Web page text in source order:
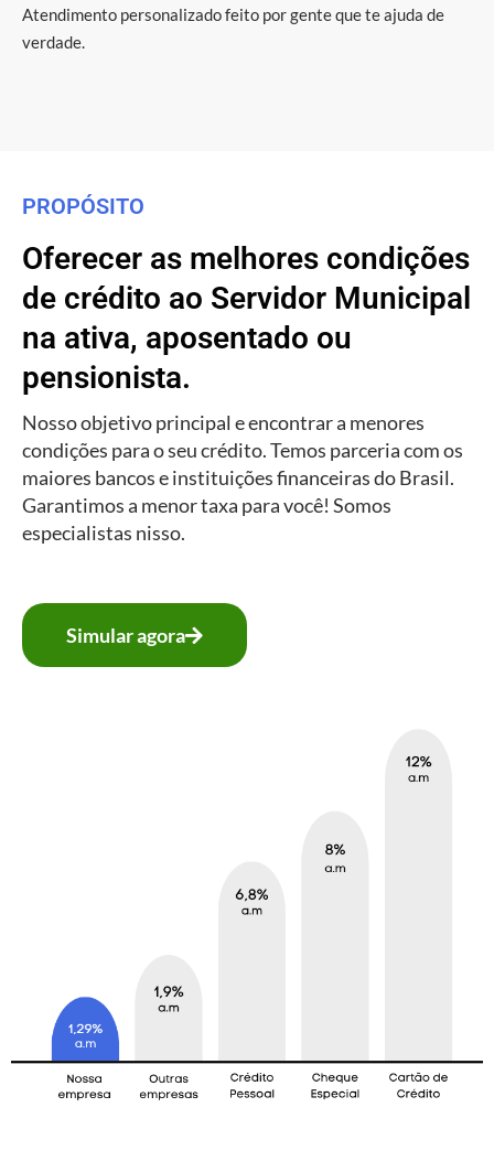
Atendimento personalizado feito por gente que te ajuda de
verdade.
PROPÓSITO
Oferecer as melhores condições
de crédito ao Servidor Municipal
na ativa, aposentado ou
pensionista.
Nosso objetivo principal e encontrar a menores
condições para o seu crédito. Temos parceria com os
maiores bancos e instituições financeiras do Brasil.
Garantimos a menor taxa para você! Somos
especialistas nisso.
Simular agora